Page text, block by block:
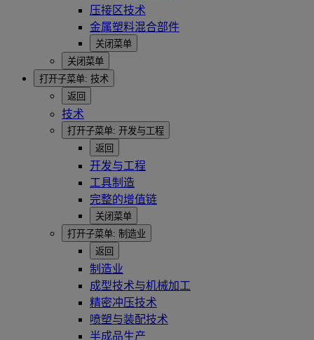
压接区技术
金属塑料混合部件
关闭菜单
关闭菜单
打开子菜单: 技术
返回
技术
打开子菜单: 开发与工程
返回
开发与工程
工具制造
完整的增值链
关闭菜单
打开子菜单: 制造业
返回
制造业
成型技术与机械加工
精密冲压技术
喷塑与装配技术
半成品生产